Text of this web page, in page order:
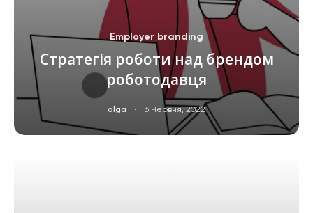
Employer branding
Стратегія роботи над брендом
роботодавця
olga · 6 Червня, 2022